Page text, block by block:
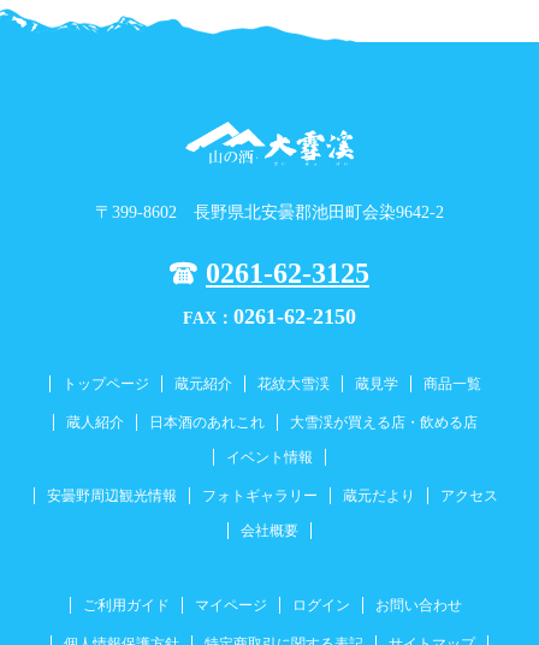
〒399-8602 長野県北安曇郡池田町会染9642-2
0261-62-3125
FAX： 0261-62-2150
トップページ 蔵元紹介 花紋大雪渓 蔵見学 商品一覧
蔵人紹介 日本酒のあれこれ 大雪渓が買える店・飲める店
イベント情報
安曇野周辺観光情報 フォトギャラリー 蔵元だより アクセス
会社概要
ご利用ガイド マイページ ログイン お問い合わせ